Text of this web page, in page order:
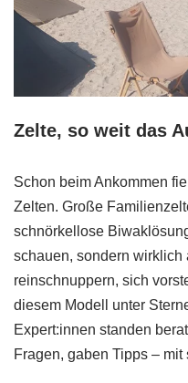
Zelte, so weit das
Schon beim Ankommen
Zelten. Große
schnörkellose
schauen, sondern wirklich
reinschnuppern, sich
diesem Modell unter
Expert:innen standen
Fragen, gaben Tipps –